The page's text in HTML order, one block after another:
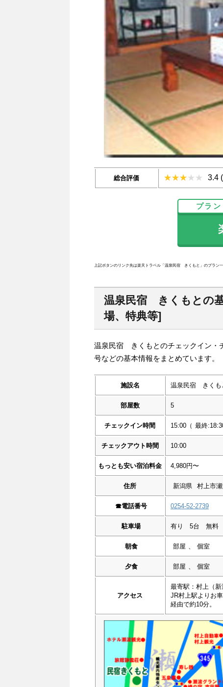
総合評価 3.4
プラン
楽
上記ボタンのリンク先は楽天トラベル「温泉民宿 きくもと」のプラン一
温泉民宿 きくもとの
場、特典等]
温泉民宿 きくもとのチェックイン・
号などの基本情報をまとめています。
施設名 温泉民宿 きくも
部屋数 5
チェックイン時間 15:00 （ 最終
チェックアウト時間 10:00
もっとも安い宿泊料金 4,980円〜
住所 新潟県 村上市
☎︎電話番号 0254-52-2739
駐車場 有り 5台 無料
朝食 部屋 、 個室
夕食 部屋 、 個室
アクセス
最寄駅：村上（新
JR村上駅よりお
経由で約10分。